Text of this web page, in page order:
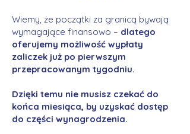
Wiemy, że początki za granicą bywają
wymagające finansowo – dlatego
oferujemy możliwość wypłaty
zaliczek już po pierwszym
przepracowanym tygodniu.
Dzięki temu nie musisz czekać do
końca miesiąca, by uzyskać dostęp
do części wynagrodzenia.